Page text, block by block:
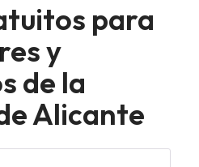
para
y
de la
Alicante